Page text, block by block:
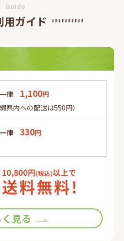
の入会申込みをされたお客様は、
会員としての資格を有します。会
るご本人が行ってください。代理
する場合があります。
正確に入力してください。会員
殊記号・旧漢字・ローマ数字など
のみが利用できるものとし、第三
ものとします。
知られることがないよう定期的に
責任をもって管理してください。
社に対して行われた意思表示は、
なし、そのために生じる支払等は
す。
Guide
用ガイド
律 1,100円
縄県内への配送は550円）
律 330円
見る